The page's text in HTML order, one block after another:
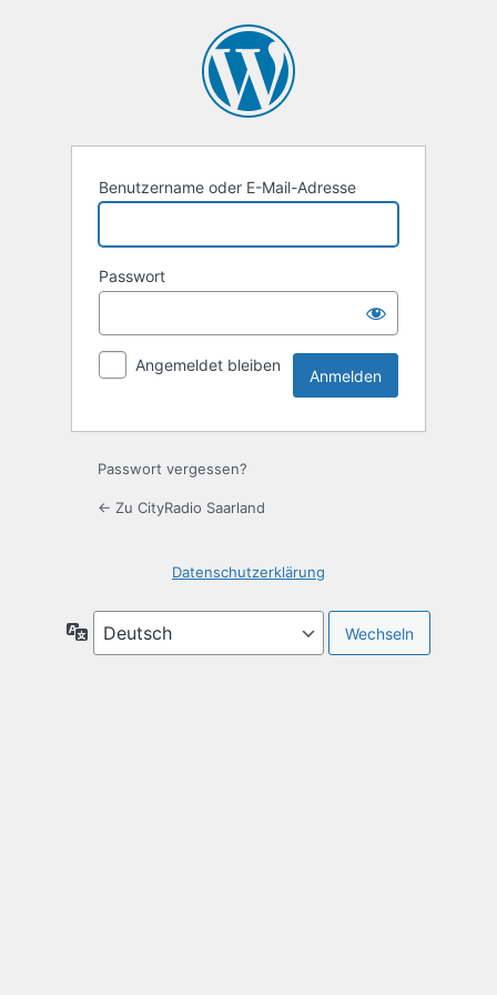
Benutzername oder E-Mail-Adresse
Passwort
Angemeldet bleiben
Passwort vergessen?
← Zu CityRadio Saarland
Datenschutzerklärung
Sprache